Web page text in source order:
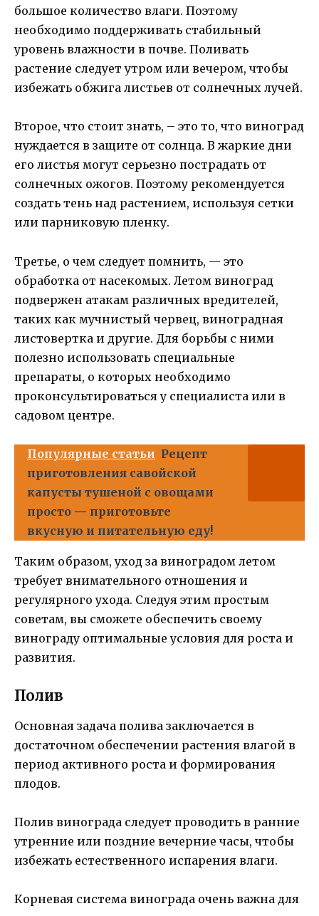
большое количество влаги. Поэтому
необходимо поддерживать стабильный
уровень влажности в почве. Поливать
растение следует утром или вечером, чтобы
избежать обжига листьев от солнечных лучей.
Второе, что стоит знать, – это то, что виноград
нуждается в защите от солнца. В жаркие дни
его листья могут серьезно пострадать от
солнечных ожогов. Поэтому рекомендуется
создать тень над растением, используя сетки
или парниковую пленку.
Третье, о чем следует помнить, — это
обработка от насекомых. Летом виноград
подвержен атакам различных вредителей,
таких как мучнистый червец, виноградная
листовертка и другие. Для борьбы с ними
полезно использовать специальные
препараты, о которых необходимо
проконсультироваться у специалиста или в
садовом центре.
Популярные статьи Рецепт
приготовления савойской
капусты тушеной с овощами
просто — приготовьте
вкусную и питательную еду!
Таким образом, уход за виноградом летом
требует внимательного отношения и
регулярного ухода. Следуя этим простым
советам, вы сможете обеспечить своему
винограду оптимальные условия для роста и
развития.
Полив
Основная задача полива заключается в
достаточном обеспечении растения влагой в
период активного роста и формирования
плодов.
Полив винограда следует проводить в ранние
утренние или поздние вечерние часы, чтобы
избежать естественного испарения влаги.
Корневая система винограда очень важна для